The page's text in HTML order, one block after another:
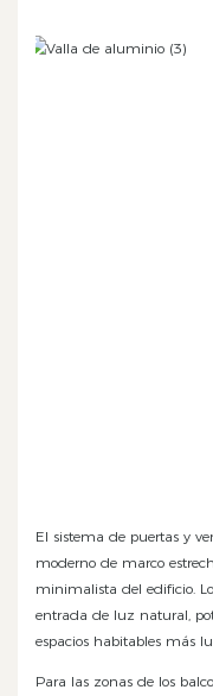
El sistema de puertas y
moderno de marco
minimalista del edificio.
entrada de luz natural,
espacios habitables más
Para las zonas de los